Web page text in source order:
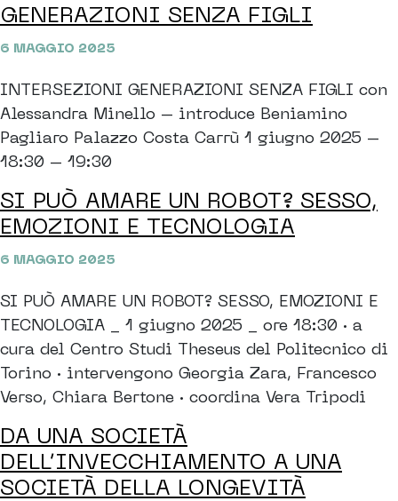
GENERAZIONI SENZA FIGLI
6 MAGGIO 2025
INTERSEZIONI GENERAZIONI SENZA FIGLI con
Alessandra Minello – introduce Beniamino
Pagliaro Palazzo Costa Carrù 1 giugno 2025 –
18:30 – 19:30
SI PUÒ AMARE UN ROBOT? SESSO,
EMOZIONI E TECNOLOGIA
6 MAGGIO 2025
SI PUÒ AMARE UN ROBOT? SESSO, EMOZIONI E
TECNOLOGIA _ 1 giugno 2025 _ ore 18:30 · a
cura del Centro Studi Theseus del Politecnico di
Torino · intervengono Georgia Zara, Francesco
Verso, Chiara Bertone · coordina Vera Tripodi
DA UNA SOCIETÀ
DELL’INVECCHIAMENTO A UNA
SOCIETÀ DELLA LONGEVITÀ